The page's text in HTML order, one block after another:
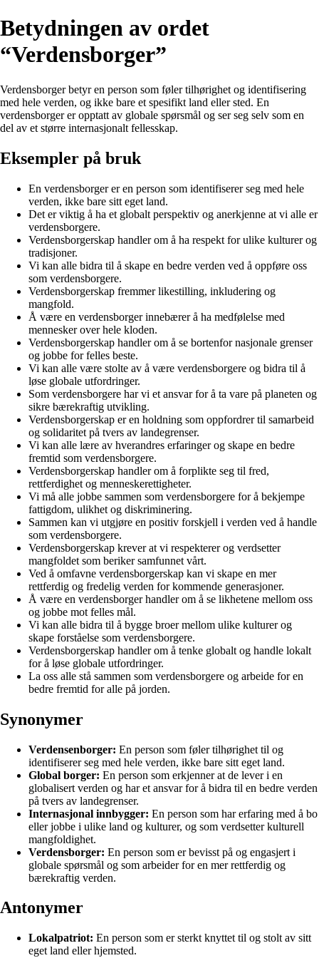
Betydningen av ordet
“Verdensborger”
Verdensborger betyr en person som føler tilhørighet og identifisering
med hele verden, og ikke bare et spesifikt land eller sted. En
verdensborger er opptatt av globale spørsmål og ser seg selv som en
del av et større internasjonalt fellesskap.
Eksempler på bruk
En verdensborger er en person som identifiserer seg med hele
verden, ikke bare sitt eget land.
Det er viktig å ha et globalt perspektiv og anerkjenne at vi alle er
verdensborgere.
Verdensborgerskap handler om å ha respekt for ulike kulturer og
tradisjoner.
Vi kan alle bidra til å skape en bedre verden ved å oppføre oss
som verdensborgere.
Verdensborgerskap fremmer likestilling, inkludering og
mangfold.
Å være en verdensborger innebærer å ha medfølelse med
mennesker over hele kloden.
Verdensborgerskap handler om å se bortenfor nasjonale grenser
og jobbe for felles beste.
Vi kan alle være stolte av å være verdensborgere og bidra til å
løse globale utfordringer.
Som verdensborgere har vi et ansvar for å ta vare på planeten og
sikre bærekraftig utvikling.
Verdensborgerskap er en holdning som oppfordrer til samarbeid
og solidaritet på tvers av landegrenser.
Vi kan alle lære av hverandres erfaringer og skape en bedre
fremtid som verdensborgere.
Verdensborgerskap handler om å forplikte seg til fred,
rettferdighet og menneskerettigheter.
Vi må alle jobbe sammen som verdensborgere for å bekjempe
fattigdom, ulikhet og diskriminering.
Sammen kan vi utgjøre en positiv forskjell i verden ved å handle
som verdensborgere.
Verdensborgerskap krever at vi respekterer og verdsetter
mangfoldet som beriker samfunnet vårt.
Ved å omfavne verdensborgerskap kan vi skape en mer
rettferdig og fredelig verden for kommende generasjoner.
Å være en verdensborger handler om å se likhetene mellom oss
og jobbe mot felles mål.
Vi kan alle bidra til å bygge broer mellom ulike kulturer og
skape forståelse som verdensborgere.
Verdensborgerskap handler om å tenke globalt og handle lokalt
for å løse globale utfordringer.
La oss alle stå sammen som verdensborgere og arbeide for en
bedre fremtid for alle på jorden.
Synonymer
Verdensenborger: En person som føler tilhørighet til og
identifiserer seg med hele verden, ikke bare sitt eget land.
Global borger: En person som erkjenner at de lever i en
globalisert verden og har et ansvar for å bidra til en bedre verden
på tvers av landegrenser.
Internasjonal innbygger: En person som har erfaring med å bo
eller jobbe i ulike land og kulturer, og som verdsetter kulturell
mangfoldighet.
Verdensborger: En person som er bevisst på og engasjert i
globale spørsmål og som arbeider for en mer rettferdig og
bærekraftig verden.
Antonymer
Lokalpatriot: En person som er sterkt knyttet til og stolt av sitt
eget land eller hjemsted.